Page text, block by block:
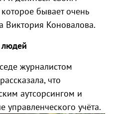
бывает очень
Коновалова.
людей
журналистом
что
аутсорсингом и
управленческого учёта.